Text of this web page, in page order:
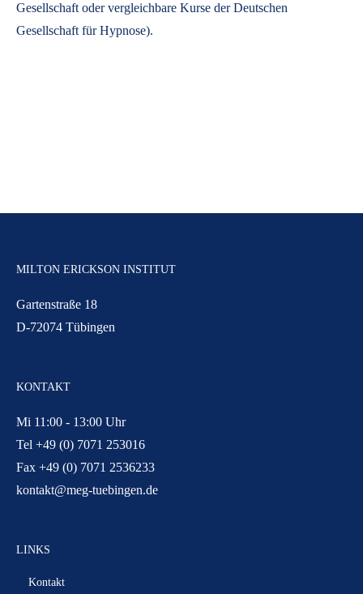
Gesellschaft oder vergleichbare Kurse der Deutschen
Gesellschaft für Hypnose).
MILTON ERICKSON INSTITUT
Gartenstraße 18
D-72074 Tübingen
KONTAKT
Mi 11:00 - 13:00 Uhr
Tel +49 (0) 7071 253016
Fax +49 (0) 7071 2536233
kontakt@meg-tuebingen.de
LINKS
Kontakt